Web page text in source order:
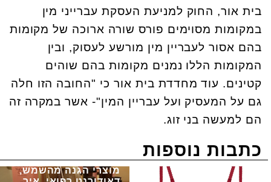
בית אור, החוק למניעת העסקת עברייני מין
במקומות מסוימים פורס שורה ארוכה של מקומות
בהם אסור לעבריין מין מורשע לעסוק, ובין
המקומות הללו נמנים מקומות בהם שוהים
קטינים. עוד מחדדת בית אור כי "החובה הזו חלה
גם על המעסיק ועל עבריין המין"- אשר במקרה זה
הם למעשה בני זוג.
כתבות נוספות
מוצרי הגנה מהשמש,